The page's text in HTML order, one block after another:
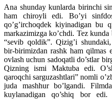
Ana shunday kunlarda birinchi
ham chiroyli edi. Bo’yi
qo’g’irchoqdek kiyinadigan bu
markazimizga ko’chdi. Tez
“sevib qoldik”. Qizig’i
bir-birimizdan rashk ham qilmas
ovlash uchun sadoqatli do’stlar
Qizning ismi Maktuba edi.
qaroqchi sarguzashtlari” nomli
juda mashhur bo’lgandi.
kuylanadigan qo’shiq bor